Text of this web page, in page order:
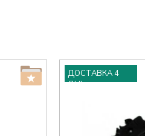
ДОСТАВКА 4
ДНІ